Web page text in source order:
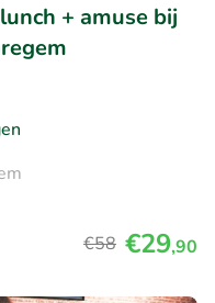
+ amuse bij
€58 €29,90